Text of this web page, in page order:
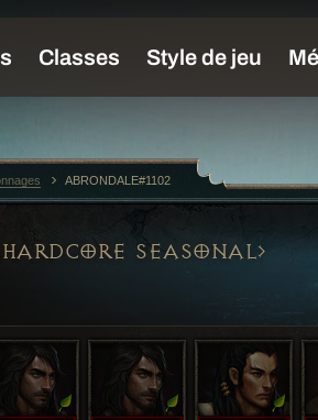
HARDCORE SEASONAL
ABRONDALE#1102